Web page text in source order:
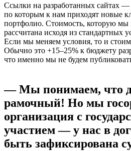
Ссылки на разработанных сайтах
по которым к нам приходят новые
портфолио. Стоимость, которую
рассчитана исходя из стандартных
Если мы меняем условия, то и
Обычно это +15–25% к бюджету
что именно мы не будем
— Мы понимаем, что
рамочный! Но мы
организация с
участием — у нас в
быть зафиксирована